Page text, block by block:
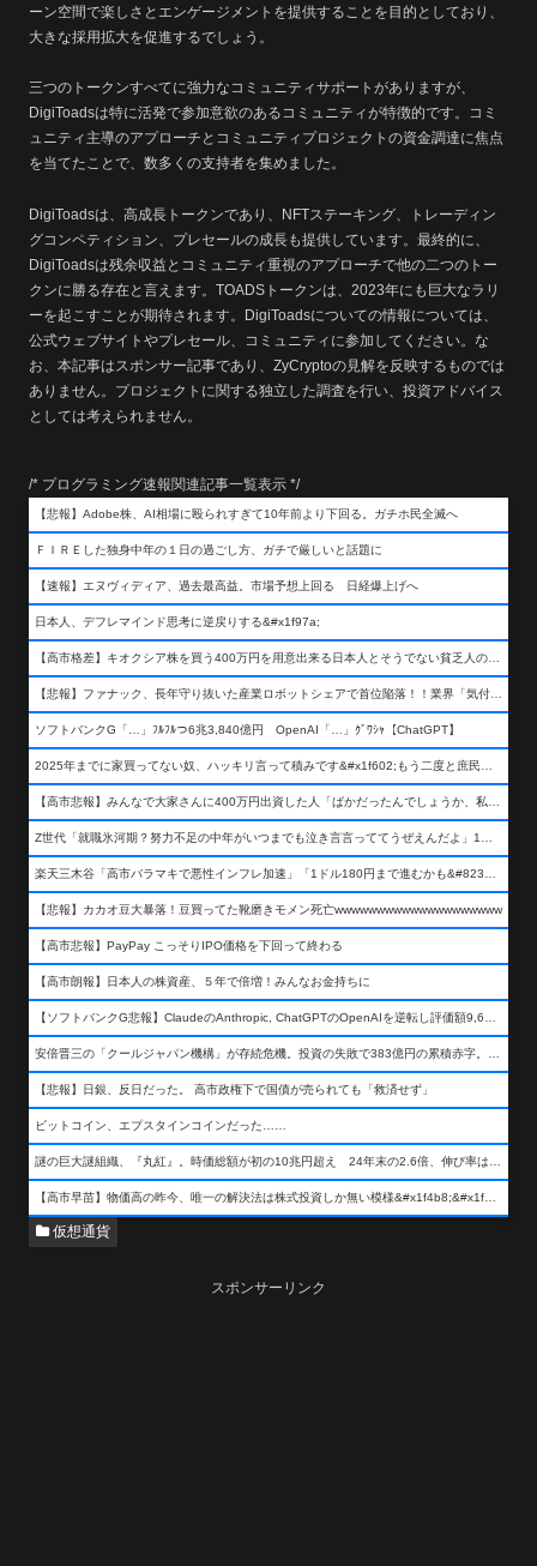
ーン空間で楽しさとエンゲージメントを提供することを目的としており、
大きな採用拡大を促進するでしょう。
三つのトークンすべてに強力なコミュニティサポートがありますが、
DigiToadsは特に活発で参加意欲のあるコミュニティが特徴的です。コミ
ュニティ主導のアプローチとコミュニティプロジェクトの資金調達に焦点
を当てたことで、数多くの支持者を集めました。
DigiToadsは、高成長トークンであり、NFTステーキング、トレーディン
グコンペティション、プレセールの成長も提供しています。最終的に、
DigiToadsは残余収益とコミュニティ重視のアプローチで他の二つのトー
クンに勝る存在と言えます。TOADSトークンは、2023年にも巨大なラリ
ーを起こすことが期待されます。DigiToadsについての情報については、
公式ウェブサイトやプレセール、コミュニティに参加してください。な
お、本記事はスポンサー記事であり、ZyCryptoの見解を反映するものでは
ありません。プロジェクトに関する独立した調査を行い、投資アドバイス
としては考えられません。
/* プログラミング速報関連記事一覧表示 */
【悲報】Adobe株、AI相場に殴られすぎて10年前より下回る。ガチホ民全滅へ
ＦＩＲＥした独身中年の１日の過ごし方、ガチで厳しいと話題に
【速報】エヌヴィディア、過去最高益。市場予想上回る 日経爆上げへ
日本人、デフレマインド思考に逆戻りする&#x1f97a;
ソフトバンクG「…」ﾌﾙﾌﾙつ6兆3,840億円 OpenAI「…」ｸﾞﾜｼｬ【ChatGPT】
【悲報】カカオ豆大暴落！豆買ってた靴磨きモメン死亡wwwwwwwwwwwwwwwwwwww
【高市悲報】PayPay こっそりIPO価格を下回って終わる
【高市朗報】日本人の株資産、５年で倍増！みんなお金持ちに
【悲報】日銀、反日だった。 高市政権下で国債が売られても「救済せず」
ビットコイン、エプスタインコインだった……
仮想通貨
スポンサーリンク